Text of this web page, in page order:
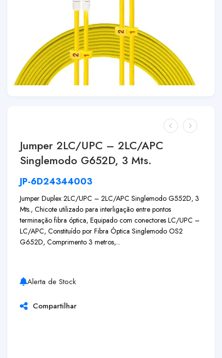
Jumper 2LC/UPC – 2LC/APC
Singlemodo G652D, 3 Mts.
JP-6D24344003
Jumper Duplex 2LC/UPC – 2LC/APC Singlemodo G552D, 3
Mts., Chicote utilizado para interligação entre pontos
terminação fibra óptica, Equipado com conectores LC/UPC –
LC/APC, Constituído por Fibra Óptica Singlemodo OS2
G652D, Comprimento 3 metros,...
Alerta de Stock
Compartilhar